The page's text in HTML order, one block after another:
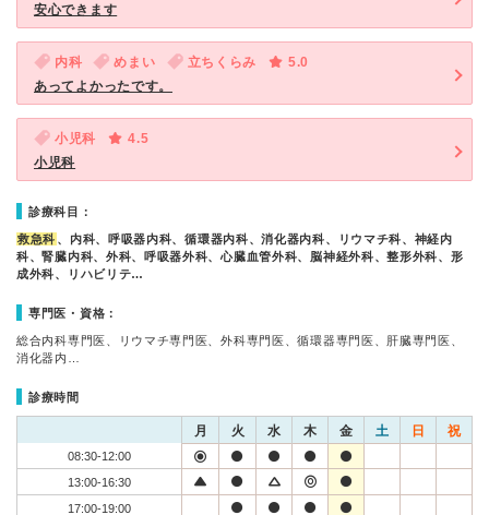
安心できます
内科 めまい 立ちくらみ
5.0
あってよかったです。
小児科
4.5
小児科
診療科目：
救急科 、内科、呼吸器内科、循環器内科、消化器内科、リウマチ科、神経内
科、腎臓内科、外科、呼吸器外科、心臓血管外科、脳神経外科、整形外科、形
成外科、リハビリテ…
専門医・資格：
総合内科専門医、リウマチ専門医、外科専門医、循環器専門医、肝臓専門医、
消化器内…
診療時間
月 火 水 木 金 土 日 祝
08:30-12:00
13:00-16:30
17:00-19:00